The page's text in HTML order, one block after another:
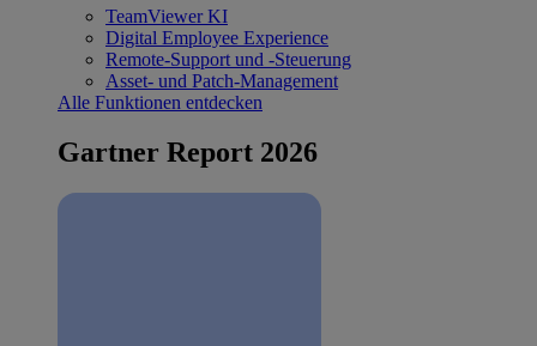
TeamViewer KI
Digital Employee Experience
Remote-Support und -Steuerung
Asset- und Patch-Management
Alle Funktionen entdecken
Gartner Report 2026